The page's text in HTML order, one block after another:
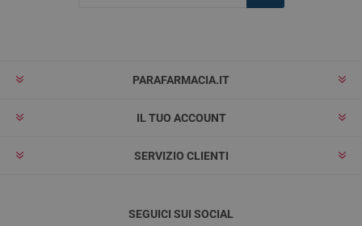
PARAFARMACIA.IT
IL TUO ACCOUNT
SERVIZIO CLIENTI
SEGUICI SUI SOCIAL